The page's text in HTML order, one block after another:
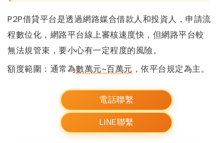
P2P借貸平台是透過網路媒合借款人和投資人，申請流
程數位化，網路平台線上審核速度快，但網路平台較
無法規管束，要小心有一定程度的風險。
額度範圍： 通常為數萬元~百萬元 ，依平台規定為主。
電話聯繫
LINE聯繫